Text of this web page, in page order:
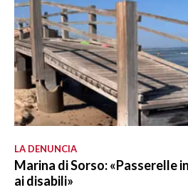
LA DENUNCIA
Marina di Sorso: «Passerelle
ai disabili»